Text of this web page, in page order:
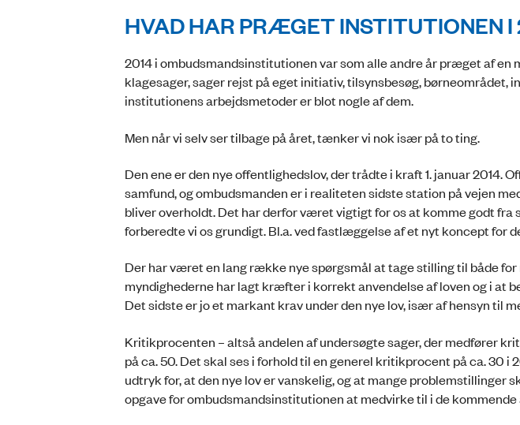
HVAD HAR PRÆGET INSTITUTIONEN I
2014 i ombudsmandsinstitutionen var som alle andre år præget af en
klagesager, sager rejst på eget initiativ, tilsynsbesøg, børneområdet,
institutionens arbejdsmetoder er blot nogle af dem.
Men når vi selv ser tilbage på året, tænker vi nok især på to ting.
Den ene er den nye offentlighedslov, der trådte i kraft 1. januar 2014.
samfund, og ombudsmanden er i realiteten sidste station på vejen
bliver overholdt. Det har derfor været vigtigt for os at komme godt fra
forberedte vi os grundigt. Bl.a. ved fastlæggelse af et nyt koncept for
Der har været en lang række nye spørgsmål at tage stilling til både
myndighederne har lagt kræfter i korrekt anvendelse af loven og i at
Det sidste er jo et markant krav under den nye lov, især af hensyn til
Kritikprocenten – altså andelen af undersøgte sager, der medfører
på ca. 50. Det skal ses i forhold til en generel kritikprocent på ca. 30 i
udtryk for, at den nye lov er vanskelig, og at mange problemstillinger
opgave for ombudsmandsinstitutionen at medvirke til i de kommende